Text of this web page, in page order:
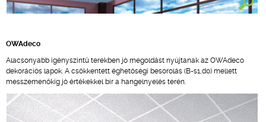
OWAdeco
Alacsonyabb igényszintű terekben jó megoldást nyújtanak az OWAdeco
dekorációs lapok. A csökkentett éghetőségi besorolás (B-s1,d0) mellett
messzemenőkig jó értékekkel bír a hangelnyelés terén.